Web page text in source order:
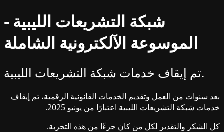
شبكة التشريعات الليبية -
الموسوعة الآلكترونية الشاملة
تم إيقاف خدمات شبكة التشريعات الليبية.
بعد سنوات من العمل وتقديم الخدمات القانونية الرقمية، تم إيقاف
خدمات شبكة التشريعات الليبية اعتبارًا من يونيو 2025.
كل الشكر والتقدير لكل من كان جزءًا من هذه التجربة.